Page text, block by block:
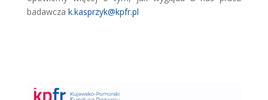
badawcza k.kasprzyk@kpfr.pl